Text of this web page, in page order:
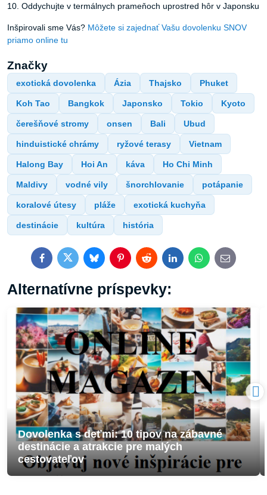
10. Oddychujte v termálnych prameňoch uprostred hôr v Japonsku
Inšpirovali sme Vás? Môžete si zajednať Vašu dovolenku SNOV
priamo online tu
Značky
exotická dovolenka Ázia Thajsko Phuket
Koh Tao Bangkok Japonsko Tokio Kyoto
čerešňové stromy onsen Bali Ubud
hinduistické chrámy ryžové terasy Vietnam
Halong Bay Hoi An káva Ho Chi Minh
Maldivy vodné vily šnorchlovanie potápanie
koralové útesy pláže exotická kuchyňa
destinácie kultúra história
FacebookTwitterBlueskyPinterestRedditLinkedInWhatsApp
E-
mail
Alternatívne príspevky:
Dovolenka s deťmi: 10 tipov na zábavné
destinácie a atrakcie pre malých
cestovateľov